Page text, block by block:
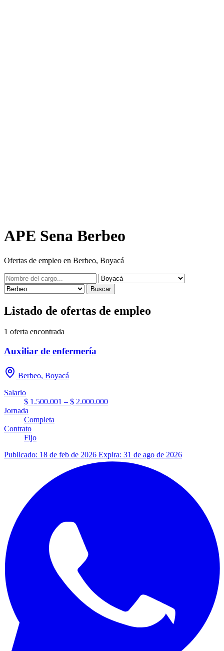
APE Sena Berbeo
Ofertas de empleo en Berbeo, Boyacá
Buscar
Listado de ofertas de empleo
1 oferta encontrada
Auxiliar de enfermería
Berbeo, Boyacá
Salario
$ 1.500.001 – $ 2.000.000
Jornada
Completa
Contrato
Fijo
Publicado: 18 de feb de 2026 Expira: 31 de ago de 2026